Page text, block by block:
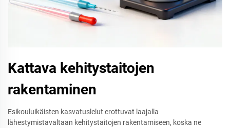
Kattava kehitystaitojen
rakentaminen
Esikouluikäisten kasvatuslelut erottuvat laajalla
lähestymistavaltaan kehitystaitojen rakentamiseen, koska ne